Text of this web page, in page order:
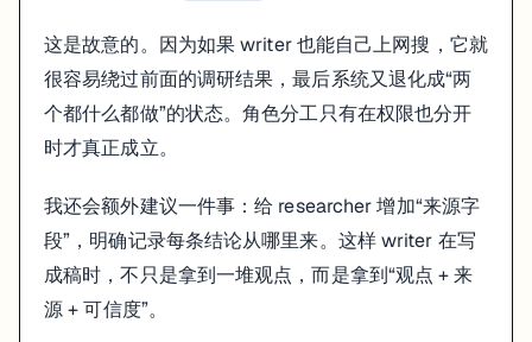
如果 researcher 只是丢给 writer 一坨原始段落，writer 很容易自己乱总
更稳的交接格式通常会像这样：
关键趋势
不确定的点
需要 writer 避免过度放大的地方
建议使用的关键词或主题短语
writer 有没有“越权发挥”
这是故意的。因为如果 writer 也能自己上网搜，它就
很容易绕过前面的调研结果，最后系统又退化成“两
个都什么都做”的状态。角色分工只有在权限也分开
时才真正成立。
我还会额外建议一件事：给 researcher 增加“来源字
段”，明确记录每条结论从哪里来。这样 writer 在写
成稿时，不只是拿到一堆观点，而是拿到“观点 + 来
源 + 可信度”。